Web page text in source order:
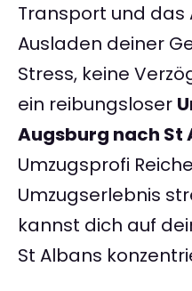
Transport und das
Ausladen deiner
Stress, keine
ein reibungsloser
Augsburg nach St
Umzugsprofi
Umzugserlebnis
kannst dich auf
St Albans